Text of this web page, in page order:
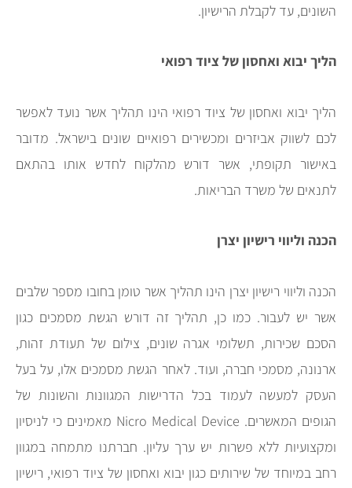
השונים, עד לקבלת הרישיון.
הליך יבוא ואחסון של ציוד רפואי
הליך יבוא ואחסון של ציוד רפואי הינו תהליך אשר נועד לאפשר
לכם לשווק אביזרים ומכשירים רפואיים שונים בישראל. מדובר
באישור תקופתי, אשר דורש מהלקוח לחדש אותו בהתאם
לתנאים של משרד הבריאות.
הכנה וליווי רישיון יצרן
הכנה וליווי רישיון יצרן הינו תהליך אשר טומן בחובו מספר שלבים
אשר יש לעבור. כמו כן, תהליך זה דורש הגשת מסמכים כגון
הסכם שכירות, תשלומי אגרה שונים, צילום של תעודת זהות,
ארנונה, מסמכי חברה, ועוד. לאחר הגשת מסמכים אלו, על בעל
העסק למעשה לעמוד בכל הדרישות המגוונות והשונות של
הגופים המאשרים. Nicro Medical Device מאמינים כי לניסיון
ומקצועיות ללא פשרות יש ערך עליון. חברתנו מתמחה במגוון
רחב במיוחד של שירותים כגון יבוא ואחסון של ציוד רפואי, רישיון